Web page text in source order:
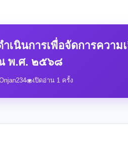
ำเนินการเพื่อจัดการควา
พ.ศ. ๒๕๖๘
เปิดอ่าน 1 ครั้ง